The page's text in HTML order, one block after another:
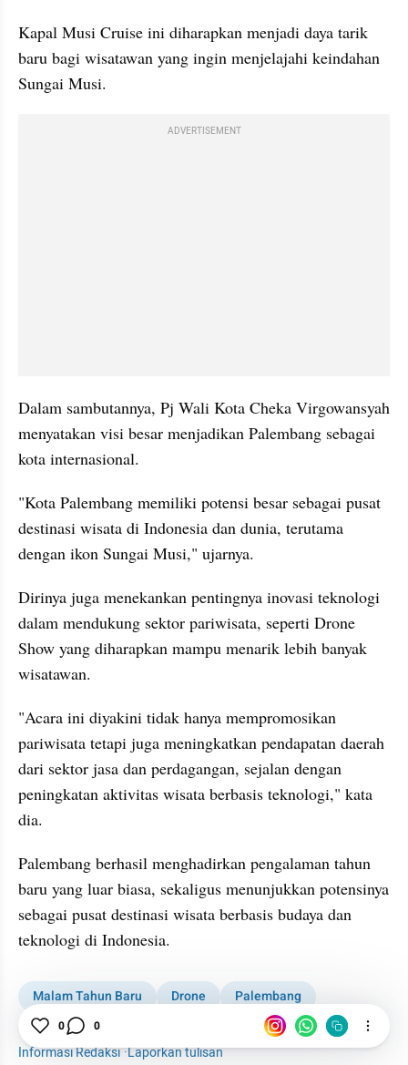
Kapal Musi Cruise ini diharapkan menjadi daya tarik
baru bagi wisatawan yang ingin menjelajahi keindahan
Sungai Musi.
ADVERTISEMENT
Dalam sambutannya, Pj Wali Kota Cheka Virgowansyah
menyatakan visi besar menjadikan Palembang sebagai
kota internasional.
"Kota Palembang memiliki potensi besar sebagai pusat
destinasi wisata di Indonesia dan dunia, terutama
dengan ikon Sungai Musi," ujarnya.
Dirinya juga menekankan pentingnya inovasi teknologi
dalam mendukung sektor pariwisata, seperti Drone
Show yang diharapkan mampu menarik lebih banyak
wisatawan.
"Acara ini diyakini tidak hanya mempromosikan
pariwisata tetapi juga meningkatkan pendapatan daerah
dari sektor jasa dan perdagangan, sejalan dengan
peningkatan aktivitas wisata berbasis teknologi," kata
dia.
Palembang berhasil menghadirkan pengalaman tahun
baru yang luar biasa, sekaligus menunjukkan potensinya
sebagai pusat destinasi wisata berbasis budaya dan
teknologi di Indonesia.
Malam Tahun Baru Drone
Palembang
Kabar Daerah
Informasi Redaksi·Laporkan tulisan
0 0